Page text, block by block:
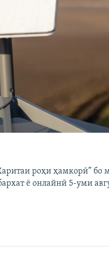
роҳи ҳамкорӣ” бо
ё онлайнӣ 5-уми